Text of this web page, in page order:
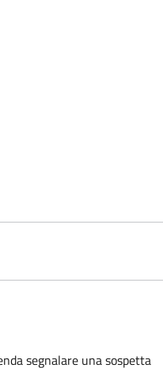
segnalare una sospetta